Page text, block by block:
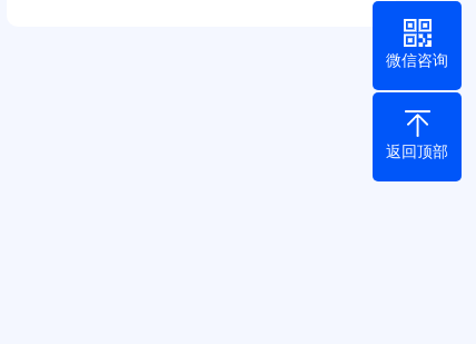
微信咨询
返回顶部